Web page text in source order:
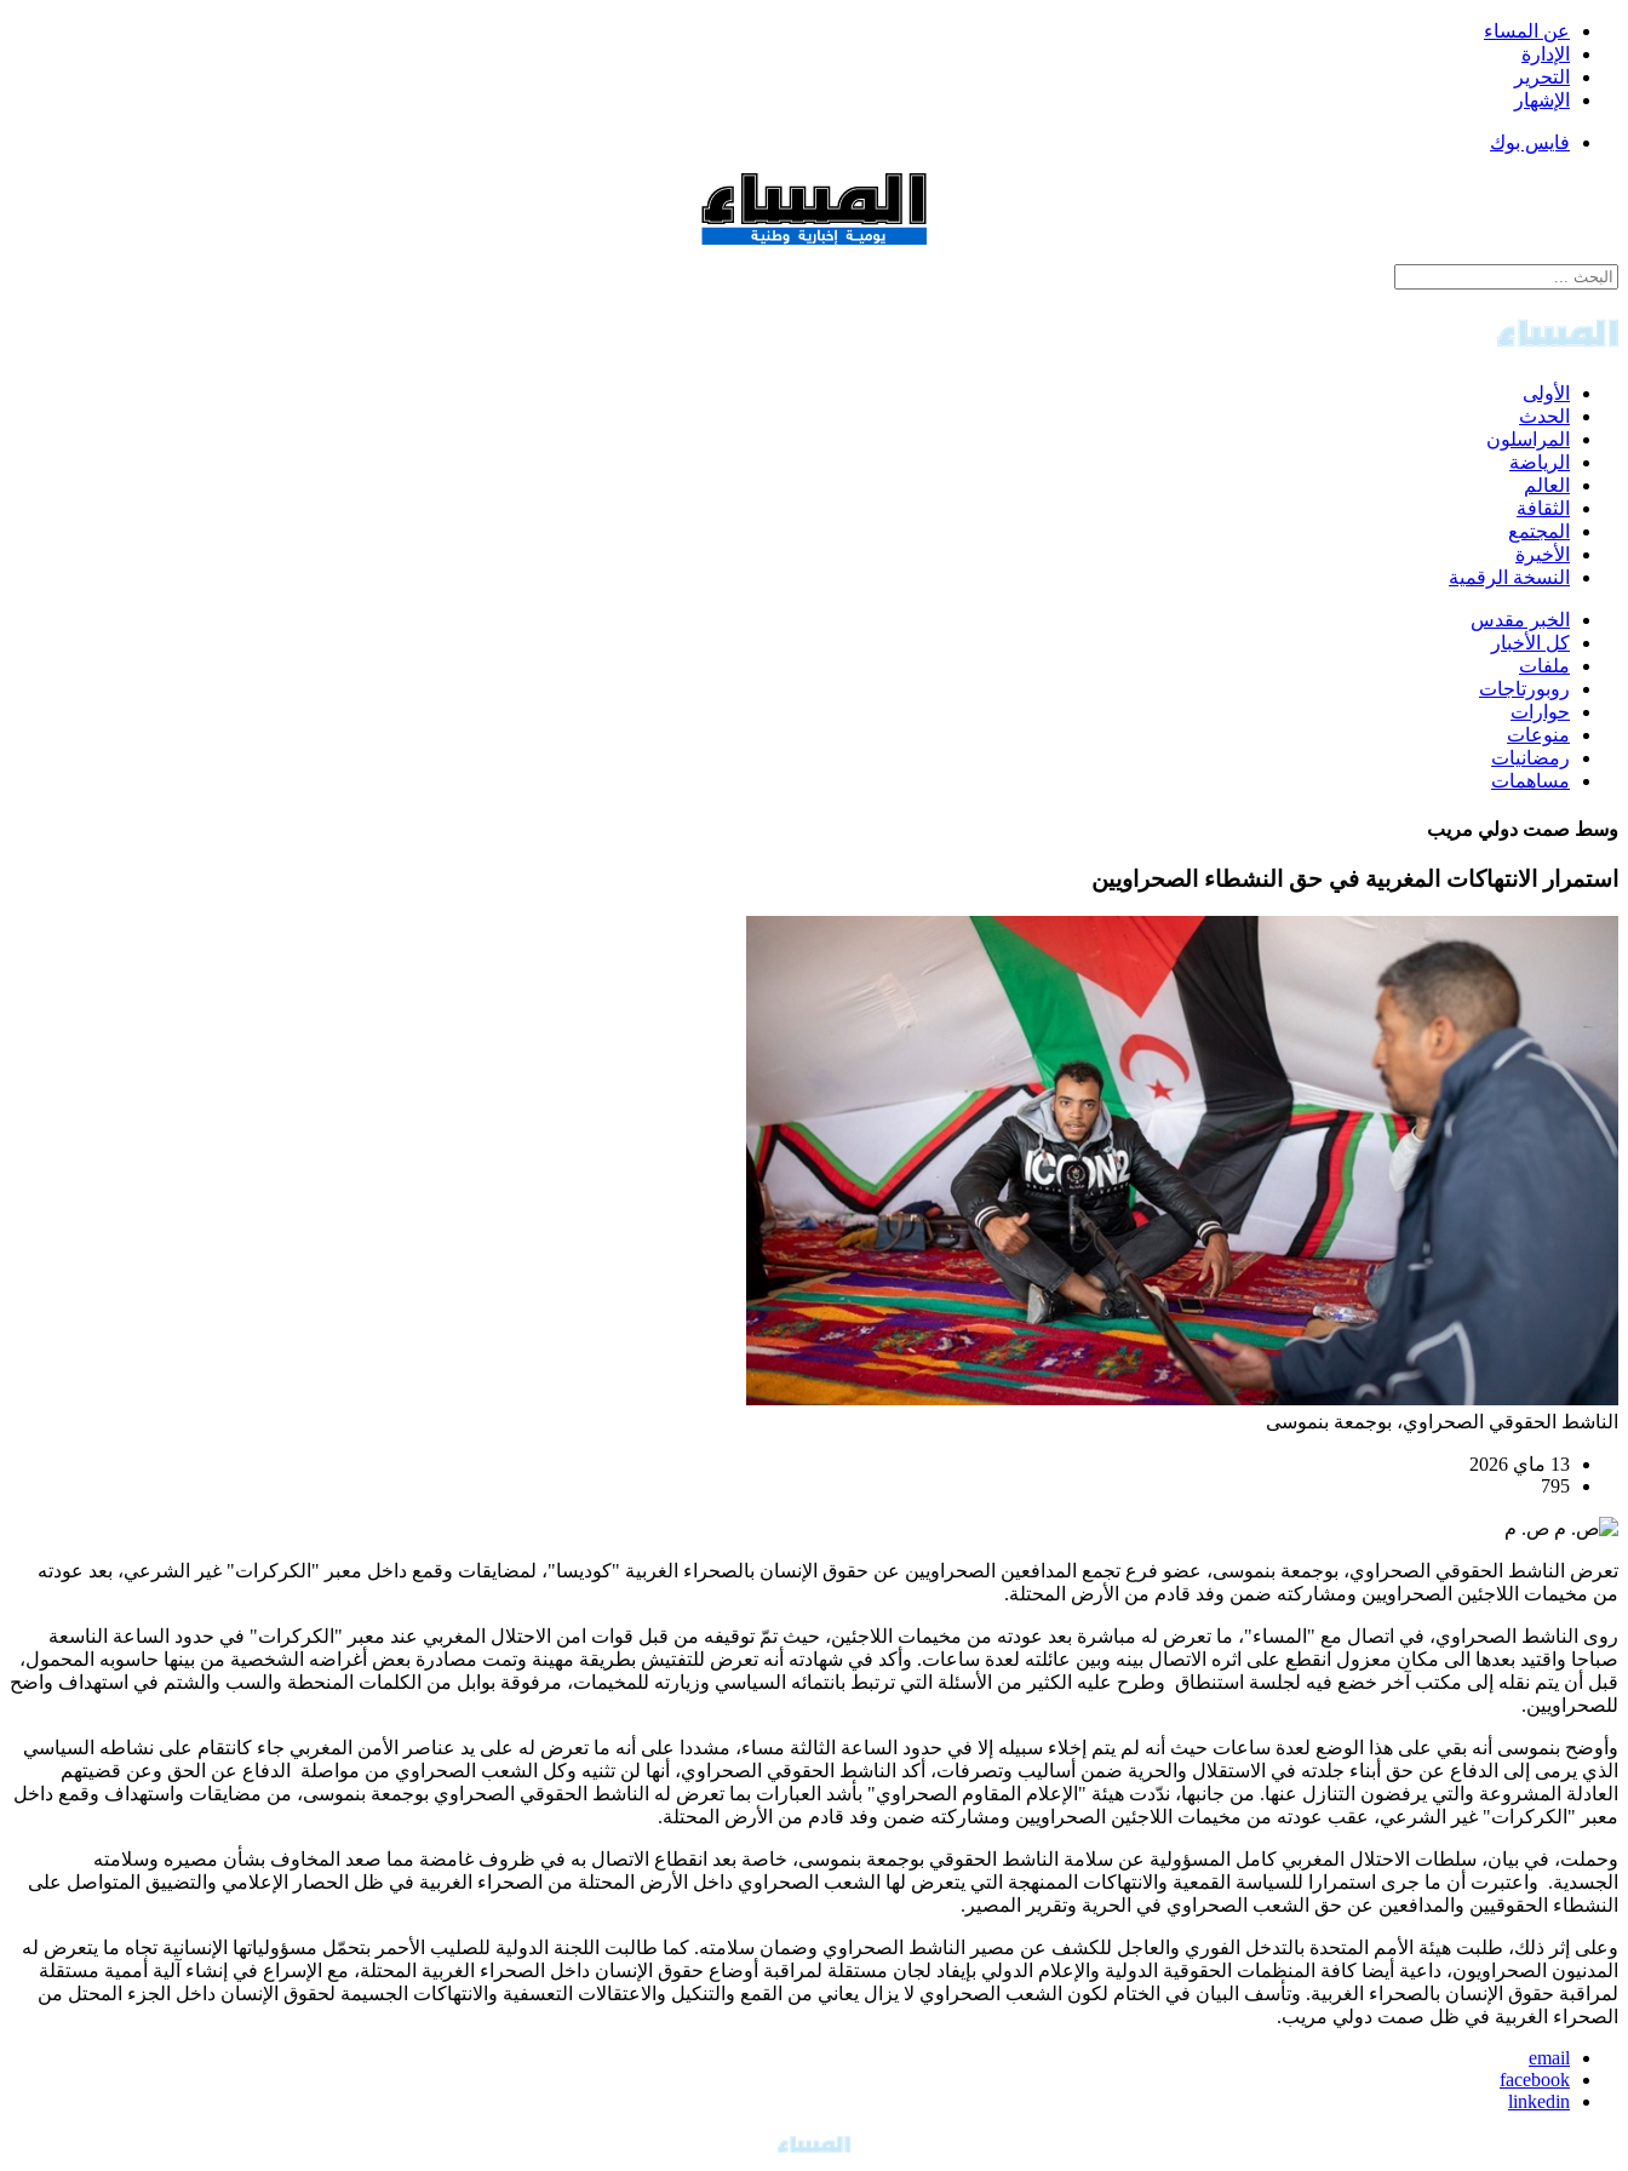
عن المساء
الإدارة
التحرير
الإشهار
فايس بوك
الأولى
الحدث
المراسلون
الرياضة
العالم
الثقافة
المجتمع
الأخيرة
النسخة الرقمية
الخبر مقدس
كل الأخبار
ملفات
روبورتاجات
حوارات
منوعات
رمضانيات
مساهمات
وسط صمت دولي مريب
استمرار الانتهاكات المغربية في حق النشطاء الصحراويين
الناشط الحقوقي الصحراوي، بوجمعة بنموسى
13 ماي 2026
795
ص. م
تعرض الناشط الحقوقي الصحراوي، بوجمعة بنموسى، عضو فرع تجمع المدافعين الصحراويين عن حقوق الإنسان بالصحراء الغربية "كوديسا"، لمضايقات وقمع داخل معبر "الكركرات" غير الشرعي، بعد عودته
من مخيمات اللاجئين الصحراويين ومشاركته ضمن وفد قادم من الأرض المحتلة.
روى الناشط الصحراوي، في اتصال مع "المساء"، ما تعرض له مباشرة بعد عودته من مخيمات اللاجئين، حيث تمّ توقيفه من قبل قوات امن الاحتلال المغربي عند معبر "الكركرات" في حدود الساعة الناسعة
صباحا واقتيد بعدها الى مكان معزول انقطع على اثره الاتصال بينه وبين عائلته لعدة ساعات. وأكد في شهادته أنه تعرض للتفتيش بطريقة مهينة وتمت مصادرة بعض أغراضه الشخصية من بينها حاسوبه المحمول،
قبل أن يتم نقله إلى مكتب آخر خضع فيه لجلسة استنطاق وطرح عليه الكثير من الأسئلة التي ترتبط بانتمائه السياسي وزيارته للمخيمات، مرفوقة بوابل من الكلمات المنحطة والسب والشتم في استهداف واضح
للصحراويين.
وأوضح بنموسى أنه بقي على هذا الوضع لعدة ساعات حيث أنه لم يتم إخلاء سبيله إلا في حدود الساعة الثالثة مساء، مشددا على أنه ما تعرض له على يد عناصر الأمن المغربي جاء كانتقام على نشاطه السياسي
الذي يرمى إلى الدفاع عن حق أبناء جلدته في الاستقلال والحرية ضمن أساليب وتصرفات، أكد الناشط الحقوقي الصحراوي، أنها لن تثنيه وكل الشعب الصحراوي من مواصلة الدفاع عن الحق وعن قضيتهم
العادلة المشروعة والتي يرفضون التنازل عنها. من جانبها، ندّدت هيئة "الإعلام المقاوم الصحراوي" بأشد العبارات بما تعرض له الناشط الحقوقي الصحراوي بوجمعة بنموسى، من مضايقات واستهداف وقمع داخل
معبر "الكركرات" غير الشرعي، عقب عودته من مخيمات اللاجئين الصحراويين ومشاركته ضمن وفد قادم من الأرض المحتلة.
وحملت، في بيان، سلطات الاحتلال المغربي كامل المسؤولية عن سلامة الناشط الحقوقي بوجمعة بنموسى، خاصة بعد انقطاع الاتصال به في ظروف غامضة مما صعد المخاوف بشأن مصيره وسلامته
الجسدية. واعتبرت أن ما جرى استمرارا للسياسة القمعية والانتهاكات الممنهجة التي يتعرض لها الشعب الصحراوي داخل الأرض المحتلة من الصحراء الغربية في ظل الحصار الإعلامي والتضييق المتواصل على
النشطاء الحقوقيين والمدافعين عن حق الشعب الصحراوي في الحرية وتقرير المصير.
وعلى إثر ذلك، طلبت هيئة الأمم المتحدة بالتدخل الفوري والعاجل للكشف عن مصير الناشط الصحراوي وضمان سلامته. كما طالبت اللجنة الدولية للصليب الأحمر بتحمّل مسؤولياتها الإنسانية تجاه ما يتعرض له
المدنيون الصحراويون، داعية أيضا كافة المنظمات الحقوقية الدولية والإعلام الدولي بإيفاد لجان مستقلة لمراقبة أوضاع حقوق الإنسان داخل الصحراء الغربية المحتلة، مع الإسراع في إنشاء آلية أممية مستقلة
لمراقبة حقوق الإنسان بالصحراء الغربية. وتأسف البيان في الختام لكون الشعب الصحراوي لا يزال يعاني من القمع والتنكيل والاعتقالات التعسفية والانتهاكات الجسيمة لحقوق الإنسان داخل الجزء المحتل من
الصحراء الغربية في ظل صمت دولي مريب.
email
facebook
linkedin